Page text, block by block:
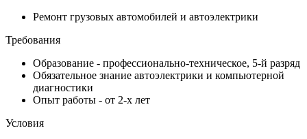
Ремонт грузовых автомобилей и автоэлектрики
Требования
Образование - профессионально-техническое, 5-й разряд
Обязательное знание автоэлектрики и компьютерной
диагностики
Опыт работы - от 2-х лет
Условия